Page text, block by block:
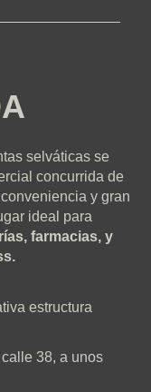
selváticas se
concurrida de
y gran
ideal para
farmacias, y
estructura
38, a unos